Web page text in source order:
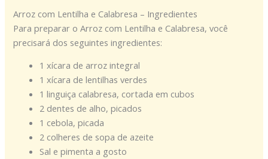
Arroz com Lentilha e Calabresa – Ingredientes
Para preparar o Arroz com Lentilha e Calabresa, você
precisará dos seguintes ingredientes:
1 xícara de arroz integral
1 xícara de lentilhas verdes
1 linguiça calabresa, cortada em cubos
2 dentes de alho, picados
1 cebola, picada
2 colheres de sopa de azeite
Sal e pimenta a gosto